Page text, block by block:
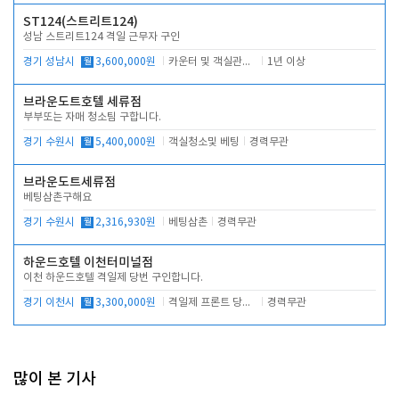
ST124(스트리트124)
성남 스트리트124 격일 근무자 구인
경기 성남시 월 3,600,000원 카운터 및 객실관리 전반 1년 이상
브라운도트호텔 세류점
부부또는 자매 청소팀 구합니다.
경기 수원시 월 5,400,000원 객실청소및 베팅 경력무관
브라운도트세류점
베팅삼촌구해요
경기 수원시 월 2,316,930원 베팅삼촌 경력무관
하운드호텔 이천터미널점
이천 하운드호텔 격일제 당번 구인합니다.
경기 이천시 월 3,300,000원 격일제 프론트 당번 업무로 주차 및 객실 점검 경력무관
많이 본 기사